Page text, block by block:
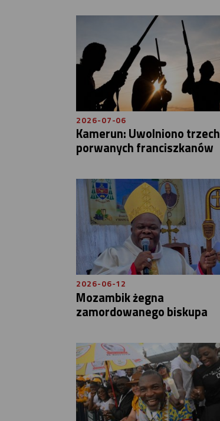
2026-07-06
Kamerun: Uwolniono trzech
porwanych franciszkanów
2026-06-12
Mozambik żegna
zamordowanego biskupa